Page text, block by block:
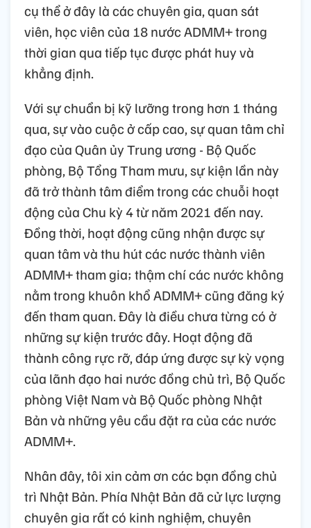
cụ thể ở đây là các chuyên gia, quan sát
viên, học viên của 18 nước ADMM+ trong
thời gian qua tiếp tục được phát huy và
khẳng định.
Với sự chuẩn bị kỹ lưỡng trong hơn 1 tháng
qua, sự vào cuộc ở cấp cao, sự quan tâm chỉ
đạo của Quân ủy Trung ương - Bộ Quốc
phòng, Bộ Tổng Tham mưu, sự kiện lần này
đã trở thành tâm điểm trong các chuỗi hoạt
động của Chu kỳ 4 từ năm 2021 đến nay.
Đồng thời, hoạt động cũng nhận được sự
quan tâm và thu hút các nước thành viên
ADMM+ tham gia; thậm chí các nước không
nằm trong khuôn khổ ADMM+ cũng đăng ký
đến tham quan. Đây là điều chưa từng có ở
những sự kiện trước đây. Hoạt động đã
thành công rực rỡ, đáp ứng được sự kỳ vọng
của lãnh đạo hai nước đồng chủ trì, Bộ Quốc
phòng Việt Nam và Bộ Quốc phòng Nhật
Bản và những yêu cầu đặt ra của các nước
ADMM+.
Nhân đây, tôi xin cảm ơn các bạn đồng chủ
trì Nhật Bản. Phía Nhật Bản đã cử lực lượng
chuyên gia rất có kinh nghiệm, chuyên